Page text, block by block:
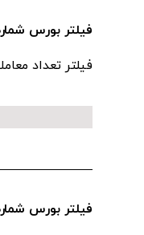
فیلتر بورس شماره
فیلتر تعداد
فیلتر بورس شماره